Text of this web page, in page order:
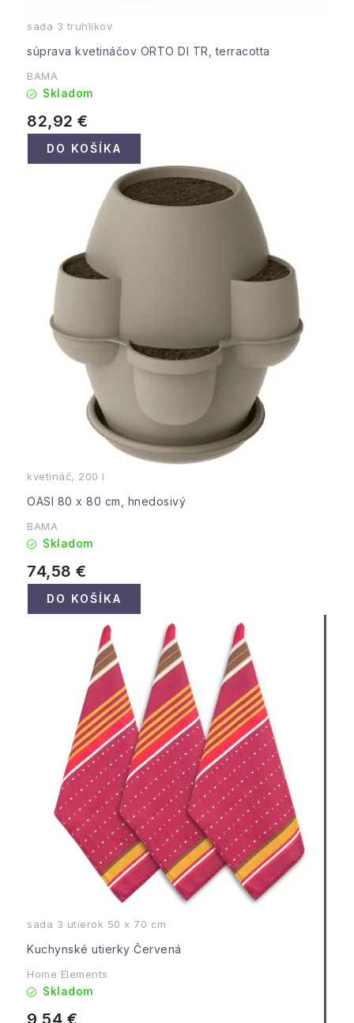
sada 3 truhlíkov
súprava kvetináčov ORTO DI TR, terracotta
BAMA
Skladom
82,92 €
DO KOŠÍKA
kvetináč, 200 l
OASI 80 x 80 cm, hnedosivý
BAMA
Skladom
74,58 €
DO KOŠÍKA
sada 3 utierok 50 x 70 cm
Kuchynské utierky Červená
Home Elements
Skladom
9,54 €